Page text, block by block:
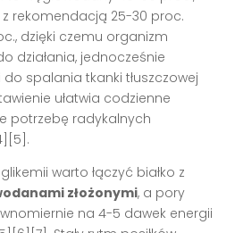
z rekomendacją 25-30 proc.
dzięki czemu organizm
działania, jednocześnie
spalania tkanki tłuszczowej
ułatwia codzienne
potrzebę radykalnych
warto łączyć białko z
złożonymi, a pory
na 4-5 dawek energii